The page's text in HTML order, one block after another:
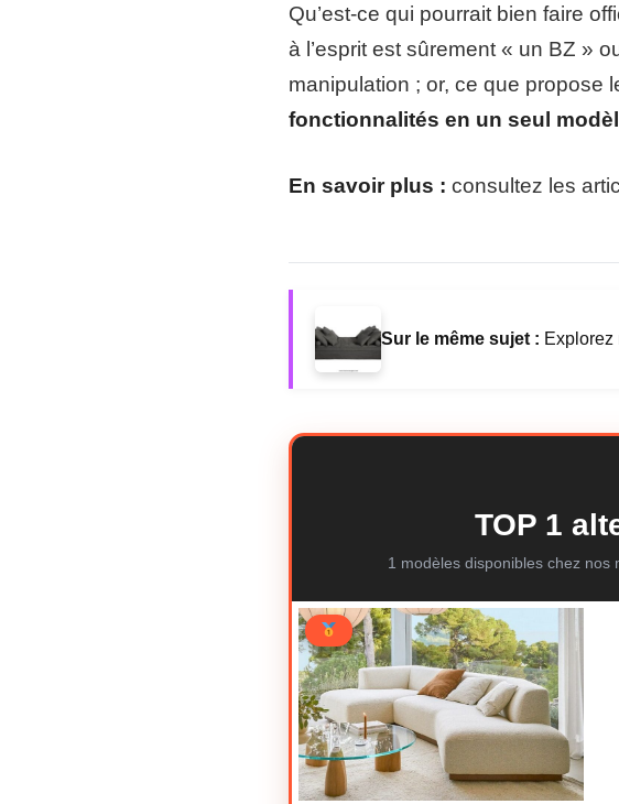
Qu’est-ce qui pourrait bien faire
à l’esprit est sûrement « un BZ »
manipulation ; or, ce que propose
fonctionnalités en un seul
En savoir plus : consultez les
Sur le même sujet : Explorez
TOP 1
1 modèles disponibles chez